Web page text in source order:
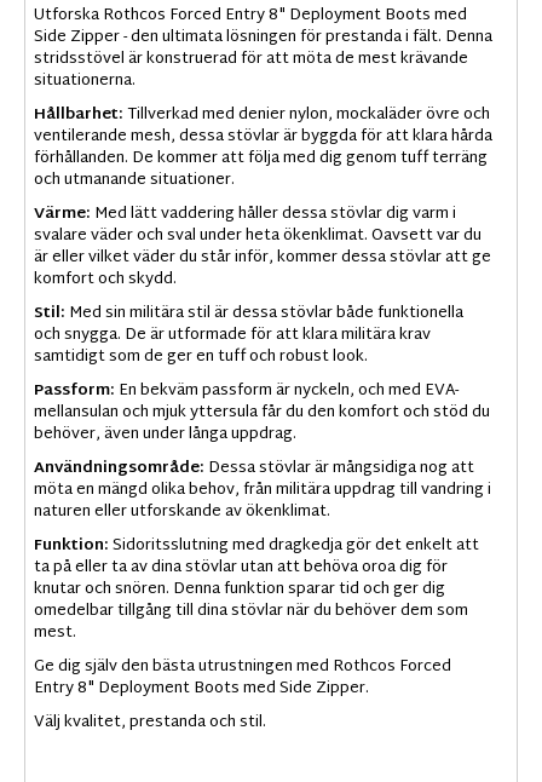
Utforska Rothcos Forced Entry 8" Deployment Boots med
Side Zipper - den ultimata lösningen för prestanda i fält. Denna
stridsstövel är konstruerad för att möta de mest krävande
situationerna.
Hållbarhet:Tillverkad med denier nylon, mockaläder övre och
ventilerande mesh, dessa stövlar är byggda för att klara hårda
förhållanden. De kommer att följa med dig genom tuff terräng
och utmanande situationer.
Värme: Med lätt vaddering håller dessa stövlar dig varm i
svalare väder och sval under heta ökenklimat. Oavsett var du
är eller vilket väder du står inför, kommer dessa stövlar att ge
komfort och skydd.
Stil: Med sin militära stil är dessa stövlar både funktionella
och snygga. De är utformade för att klara militära krav
samtidigt som de ger en tuff och robust look.
Passform: En bekväm passform är nyckeln, och med EVA-
mellansulan och mjuk yttersula får du den komfort och stöd du
behöver, även under långa uppdrag.
Användningsområde: Dessa stövlar är mångsidiga nog att
möta en mängd olika behov, från militära uppdrag till vandring i
naturen eller utforskande av ökenklimat.
Funktion:Sidoritsslutning med dragkedja gör det enkelt att
ta på eller ta av dina stövlar utan att behöva oroa dig för
knutar och snören. Denna funktion sparar tid och ger dig
omedelbar tillgång till dina stövlar när du behöver dem som
mest.
Ge dig själv den bästa utrustningen med Rothcos Forced
Entry 8" Deployment Boots med Side Zipper.
Välj kvalitet, prestanda och stil.